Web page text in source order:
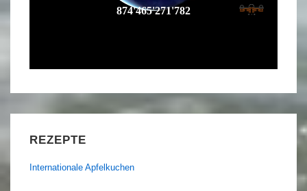
REZEPTE
Internationale Apfelkuchen